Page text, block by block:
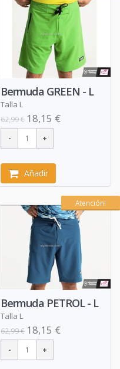
Bermuda GREEN - L
Talla L
62,99 € 18,15 €
Añadir
Atención!
Bermuda PETROL - L
Talla L
62,99 € 18,15 €